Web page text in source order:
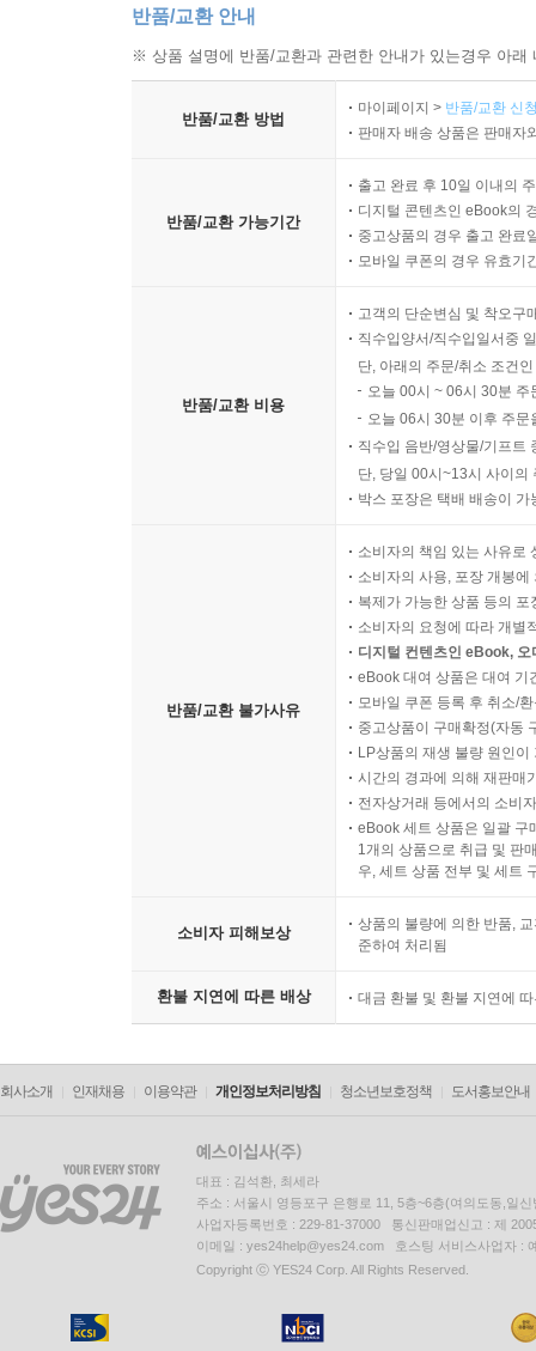
반품/교환 안내
※ 상품 설명에 반품/교환과 관련한 안내가 있는경우 아
반품/교환 방법
마이페이지 > 반품/교환 신
판매자 배송 상품은 판매자
반품/교환 가능기간
출고 완료 후 10일 이내의
디지털 콘텐츠인 eBook의
중고상품의 경우 출고 완료
모바일 쿠폰의 경우 유효기
반품/교환 비용
고객의 단순변심 및 착오구
직수입양서/직수입일서중
단, 아래의 주문/취소 조건
오늘 00시 ~ 06시 30분
오늘 06시 30분 이후 주
직수입 음반/영상물/기프트
단, 당일 00시~13시 사이의
박스 포장은 택배 배송이
반품/교환 불가사유
소비자의 책임 있는 사유로
소비자의 사용, 포장 개봉
복제가 가능한 상품 등의
소비자의 요청에 따라 개별
디지털 컨텐츠인 eBook,
eBook 대여 상품은 대여 기
모바일 쿠폰 등록 후 취소/
중고상품이 구매확정(자동
LP상품의 재생 불량 원인
시간의 경과에 의해 재판매
전자상거래 등에서의 소비
eBook 세트 상품은 일괄 구
1개의 상품으로 취급 및 판
우, 세트 상품 전부 및 세트
소비자 피해보상
상품의 불량에 의한 반품,
준하여 처리됨
환불 지연에 따른 배상 대금 환불 및 환불 지연에
회사소개 인재채용 이용약관 개인정보처리방침 청소년보호정책 도서홍보안내
대표 : 김석환, 최세라
주소 : 서울시 영등포구 은행로 11, 5층~6층(여의도동,일신
사업자등록번호 : 229-81-37000 통신판매업신고 : 제
이메일 : yes24help@yes24.com 호스팅 서비스사업자 :
Copyright ⓒ YES24 Corp. All Rights Reserved.